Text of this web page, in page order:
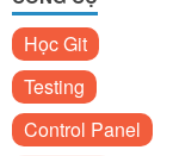
Học Git
Testing
Control Panel